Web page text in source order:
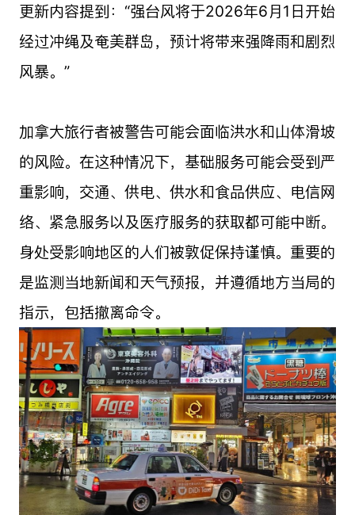
更新内容提到：“强台风将于2026年6月1日开始
经过冲绳及奄美群岛，预计将带来强降雨和剧烈
风暴。”
加拿大旅行者被警告可能会面临洪水和山体滑坡
的风险。在这种情况下，基础服务可能会受到严
重影响，交通、供电、供水和食品供应、电信网
络、紧急服务以及医疗服务的获取都可能中断。
身处受影响地区的人们被敦促保持谨慎。重要的
是监测当地新闻和天气预报，并遵循地方当局的
指示，包括撤离命令。